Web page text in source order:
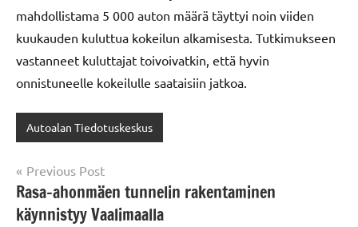
mahdollistama 5 000 auton määrä täyttyi noin viiden
kuukauden kuluttua kokeilun alkamisesta. Tutkimukseen
vastanneet kuluttajat toivoivatkin, että hyvin
onnistuneelle kokeilulle saataisiin jatkoa.
Autoalan Tiedotuskeskus
Post
navigation
Previous Post
Rasa-ahonmäen tunnelin rakentaminen
käynnistyy Vaalimaalla